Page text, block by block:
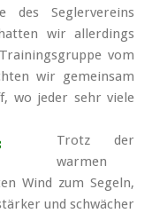
des Seglervereins
wir aller­dings
vom
wir gemeinsam
wo jeder sehr viele
Trotz der
warmen
Wind zum Segeln,
und schwächer